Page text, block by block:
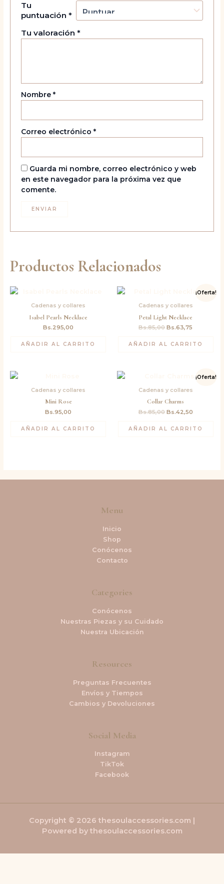
Tu
puntuación *
Tu valoración *
Nombre *
Correo electrónico *
Guarda mi nombre, correo electrónico y web
en este navegador para la próxima vez que
comente.
Productos Relacionados
Cadenas y collares
Isabel Pearls Necklace
Bs.295,00
AÑADIR AL CARRITO
¡Oferta!
Cadenas y collares
Petal Light Necklace
Bs.85,00
original
era:
Bs.85,00.
Bs.63,75
precio
actual
AÑADIR AL CARRITO
Cadenas y collares
Mini Rose
Bs.95,00
AÑADIR AL CARRITO
¡Oferta!
Cadenas y collares
Collar Charms
Bs.85,00
original
era:
Bs.85,00.
Bs.42,50
precio
actual
AÑADIR AL CARRITO
Menu
Inicio
Shop
Conócenos
Contacto
Categories
Conócenos
Nuestras Piezas y su Cuidado
Nuestra Ubicación
Resources
Preguntas Frecuentes
Envíos y Tiempos
Cambios y Devoluciones
Social Media
Instagram
TikTok
Facebook
Copyright © 2026 thesoulaccessories.com |
Powered by thesoulaccessories.com